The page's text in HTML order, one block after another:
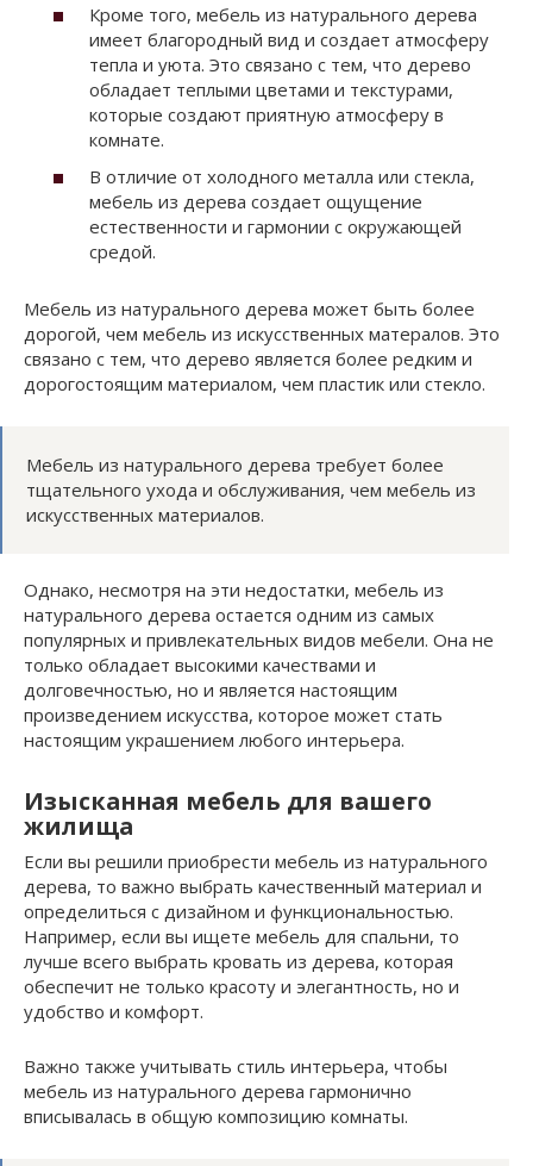
Кроме того, мебель из натурального дерева
имеет благородный вид и создает атмосферу
тепла и уюта. Это связано с тем, что дерево
обладает теплыми цветами и текстурами,
которые создают приятную атмосферу в
комнате.
В отличие от холодного металла или стекла,
мебель из дерева создает ощущение
естественности и гармонии с окружающей
средой.
Мебель из натурального дерева может быть более
дорогой, чем мебель из искусственных матералов. Это
связано с тем, что дерево является более редким и
дорогостоящим материалом, чем пластик или стекло.
Мебель из натурального дерева требует более
тщательного ухода и обслуживания, чем мебель из
искусственных материалов.
Однако, несмотря на эти недостатки, мебель из
натурального дерева остается одним из самых
популярных и привлекательных видов мебели. Она не
только обладает высокими качествами и
долговечностью, но и является настоящим
произведением искусства, которое может стать
настоящим украшением любого интерьера.
Изысканная мебель для вашего
жилища
Если вы решили приобрести мебель из натурального
дерева, то важно выбрать качественный материал и
определиться с дизайном и функциональностью.
Например, если вы ищете мебель для спальни, то
лучше всего выбрать кровать из дерева, которая
обеспечит не только красоту и элегантность, но и
удобство и комфорт.
Важно также учитывать стиль интерьера, чтобы
мебель из натурального дерева гармонично
вписывалась в общую композицию комнаты.